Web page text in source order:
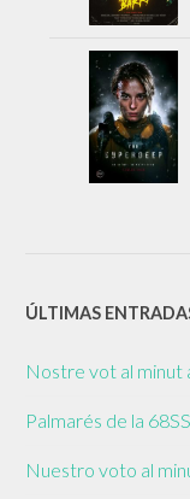
ÚLTIMAS
Nostre vot al minut
Palmarés de la
Nuestro voto al